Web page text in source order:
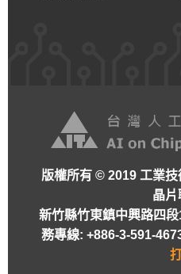
版權所有 © 2019 工業
晶片
新竹縣竹東鎮中興路四
務專線: +886-3-591-